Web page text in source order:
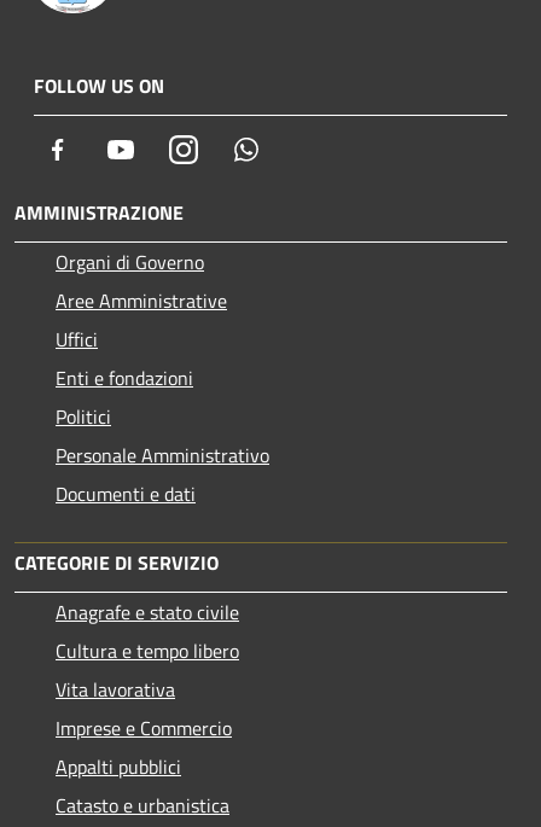
FOLLOW US ON
Facebook YoutubeInstagram
AMMINISTRAZIONE
Organi di Governo
Aree Amministrative
Uffici
Enti e fondazioni
Politici
Personale Amministrativo
Documenti e dati
CATEGORIE DI SERVIZIO
Anagrafe e stato civile
Cultura e tempo libero
Vita lavorativa
Imprese e Commercio
Appalti pubblici
Catasto e urbanistica